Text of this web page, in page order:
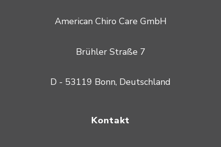
American Chiro Care GmbH
Brühler Straße 7
D - 53119 Bonn, Deutschland
Kontakt